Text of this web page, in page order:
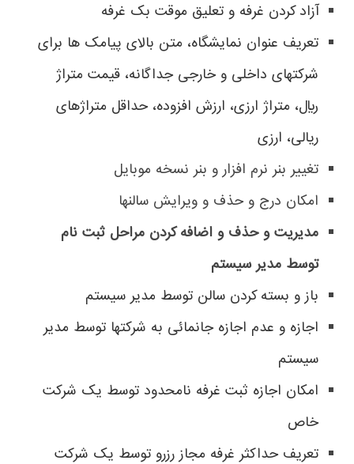
آزاد کردن غرفه و تعلیق موقت بک غرفه
تعریف عنوان نمایشگاه، متن بالای پیامک ها برای
شرکتهای داخلی و خارجی جداگانه، قیمت متراژ
ريال، متراژ ارزی، ارزش افزوده، حداقل متراژهای
ریالی، ارزی
تغییر بنر نرم افزار و بنر نسخه موبایل
امکان درج و حذف و ویرایش سالنها
مدیریت و حذف و اضافه کردن مراحل ثبت نام
توسط مدیر سیستم
باز و بسته کردن سالن توسط مدیر سیستم
اجازه و عدم اجازه جانمائی به شرکتها توسط مدیر
سیستم
امکان اجازه ثبت غرفه نامحدود توسط یک شرکت
خاص
تعریف حداکثر غرفه مجاز رزرو توسط یک شرکت